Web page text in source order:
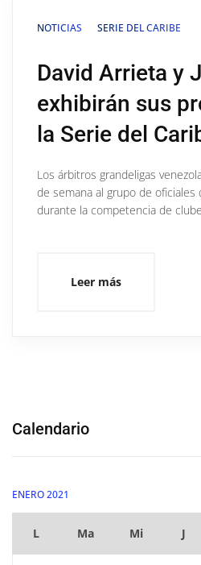
NOTICIAS SERIE DEL CARIBE
David Arrieta y
exhibirán sus
la Serie del
Los árbitros grandeligas
de semana al grupo de
durante la competencia de
Leer más
Calendario
ENERO 2021
L Ma Mi J